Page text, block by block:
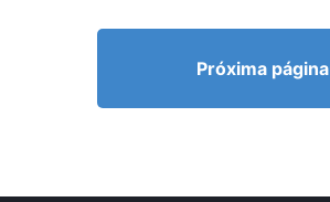
Próxima página